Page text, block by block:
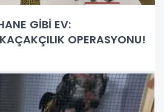
GİBİ EV:
OPERASYONU!